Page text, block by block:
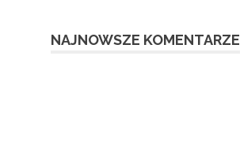
NAJNOWSZE KOMENTARZE